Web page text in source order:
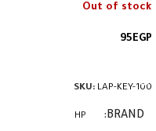
Out of stock
95EGP
SKU: LAP-KEY-100
BRAND
HP